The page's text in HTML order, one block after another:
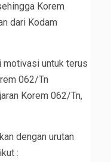
Korem
dari Kodam
motivasi untuk terus
062/Tn
Korem 062/Tn,
dengan urutan
: